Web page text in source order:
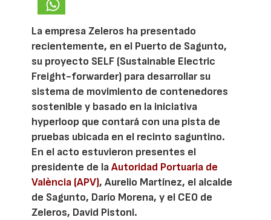
La empresa Zeleros ha presentado
recientemente, en el Puerto de Sagunto,
su proyecto SELF (Sustainable Electric
Freight-forwarder) para desarrollar su
sistema de movimiento de contenedores
sostenible y basado en la iniciativa
hyperloop que contará con una pista de
pruebas ubicada en el recinto saguntino.
En el acto estuvieron presentes el
presidente de laAutoridad Portuaria de
València (APV), Aurelio Martínez, el alcalde
de Sagunto, Darío Morena, y el CEO de
Zeleros, David Pistoni.